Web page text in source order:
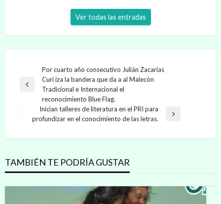
Ver todas las entradas
Navegación
de
entradas
Entrada
anterior
Por cuarto año consecutivo Julián Zacarías
Curi iza la bandera que da a al Malecón
Tradicional e Internacional el
reconocimiento Blue Flag.
Entrada
Inician talleres de literatura en el PRI para
profundizar en el conocimiento de las letras.
TAMBIÉN TE PODRÍA GUSTAR